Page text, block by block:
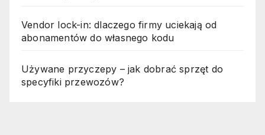
Vendor lock-in: dlaczego firmy uciekają od
abonamentów do własnego kodu
Używane przyczepy – jak dobrać sprzęt do
specyfiki przewozów?